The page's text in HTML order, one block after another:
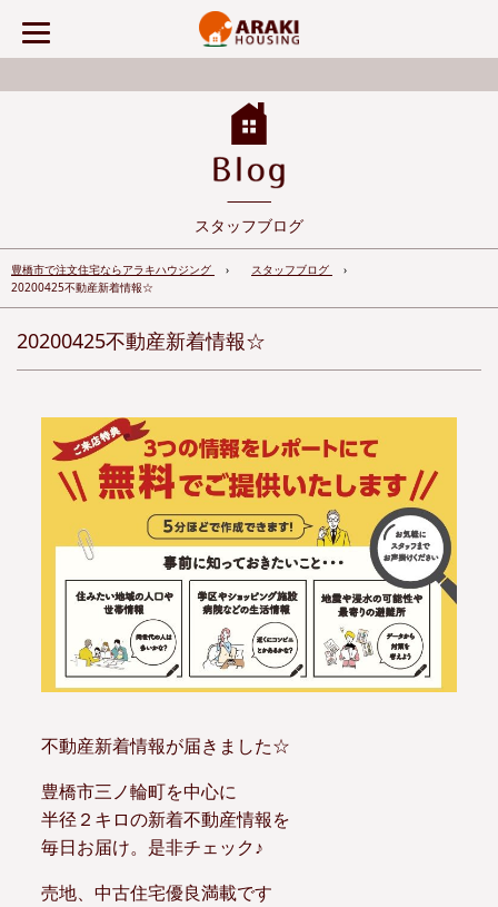
スタッフブログ
豊橋市で注文住宅ならアラキハウジング
スタッフブログ
20200425不動産新着情報☆
20200425不動産新着情報☆
不動産新着情報が届きました☆
豊橋市三ノ輪町を中心に
半径２キロの新着不動産情報を
毎日お届け。是非チェック♪
売地、中古住宅優良満載です